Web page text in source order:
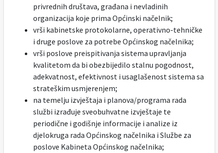
privrednih društava, građana i nevladinih
organizacija koje prima Općinski načelnik;
vrši kabinetske protokolarne, operativno-tehničke
i druge poslove za potrebe Općinskog načelnika;
vrši poslove preispitivanja sistema upravljanja
kvalitetom da bi obezbijedilo stalnu pogodnost,
adekvatnost, efektivnost i usaglašenost sistema sa
strateškim usmjerenjem;
na temelju izvještaja i planova/programa rada
službi izrađuje sveobuhvatne izvještaje te
periodične i godišnje informacije i analize iz
djelokruga rada Općinskog načelnika i Službe za
poslove Kabineta Općinskog načelnika;